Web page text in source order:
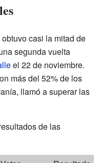
casi la mitad de
segunda vuelta
el 22 de noviembre.
más del 52% de los
llamó a superar las
de las